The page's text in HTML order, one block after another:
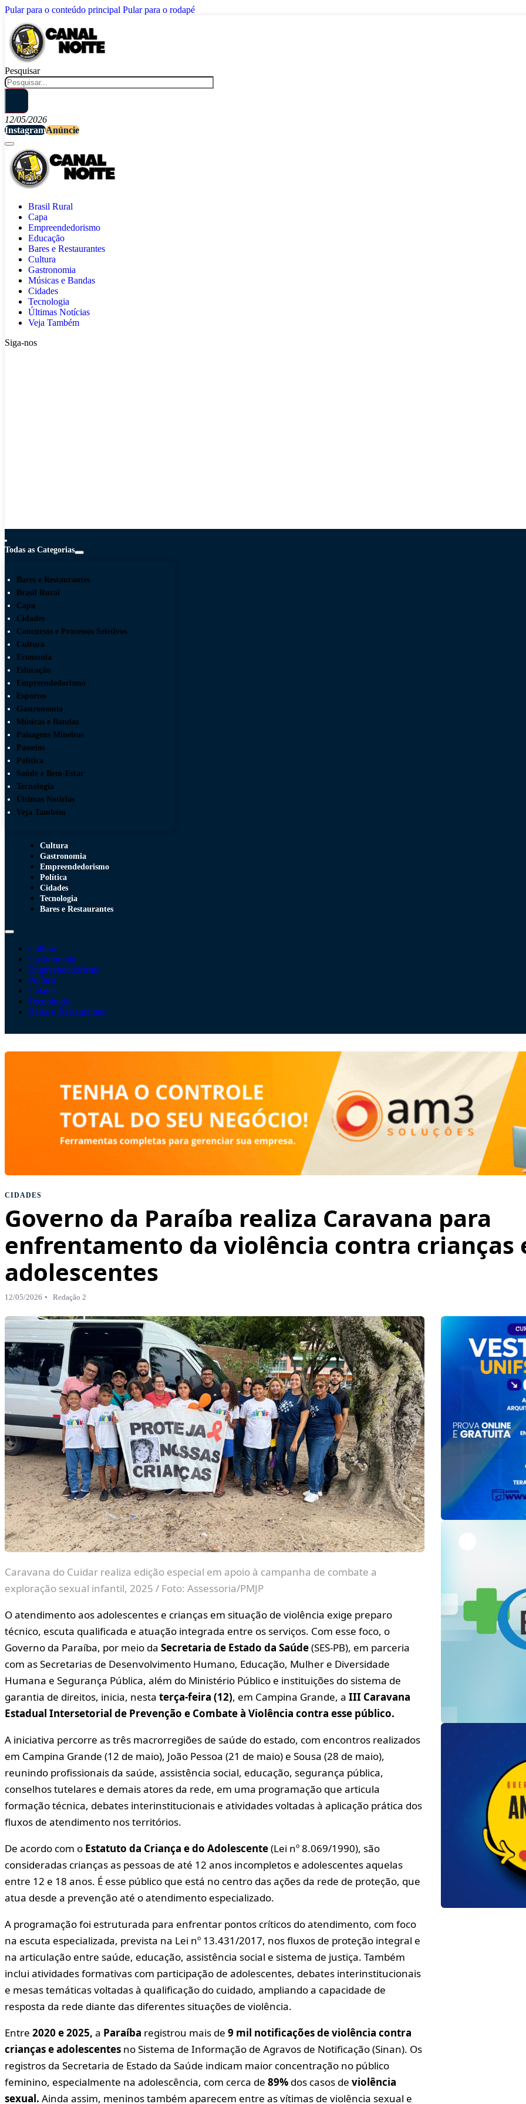
Pular para o conteúdo principal Pular para o rodapé
Pesquisar
12/05/2026
InstagramAnúncie
Brasil Rural
Capa
Empreendedorismo
Educação
Bares e Restaurantes
Cultura
Gastronomia
Músicas e Bandas
Cidades
Tecnologia
Últimas Notícias
Veja Também
Siga-nos
Todas as Categorias
Bares e Restaurantes
Brasil Rural
Capa
Cidades
Concursos e Processos Seletivos
Cultura
Economia
Educação
Empreendedorismo
Esportes
Gastronomia
Músicas e Bandas
Paisagens Mineiras
Passeios
Política
Saúde e Bem-Estar
Tecnologia
Últimas Notícias
Veja Também
Cultura
Gastronomia
Empreendedorismo
Política
Cidades
Tecnologia
Bares e Restaurantes
Cultura
Gastronomia
Empreendedorismo
Política
Cidades
Tecnologia
Bares e Restaurantes
CIDADES
Governo da Paraíba realiza Caravana para
enfrentamento da violência contra crianças
adolescentes
12/05/2026 Redação 2
Caravana do Cuidar realiza edição especial em apoio à campanha de combate a
exploração sexual infantil, 2025 / Foto: Assessoria/PMJP
O atendimento aos adolescentes e crianças em situação de violência exige preparo
técnico, escuta qualificada e atuação integrada entre os serviços. Com esse foco, o
Governo da Paraíba, por meio da Secretaria de Estado da Saúde(SES-PB), em parceria
com as Secretarias de Desenvolvimento Humano, Educação, Mulher e Diversidade
Humana e Segurança Pública, além do Ministério Público e instituições do sistema de
garantia de direitos, inicia, nesta terça-feira (12), em Campina Grande, a III Caravana
Estadual Intersetorial de Prevenção e Combate à Violência contra esse público.
A iniciativa percorre as três macrorregiões de saúde do estado, com encontros realizados
em Campina Grande (12 de maio), João Pessoa (21 de maio) e Sousa (28 de maio),
reunindo profissionais da saúde, assistência social, educação, segurança pública,
conselhos tutelares e demais atores da rede, em uma programação que articula
formação técnica, debates interinstitucionais e atividades voltadas à aplicação prática dos
fluxos de atendimento nos territórios.
De acordo com o Estatuto da Criança e do Adolescente(Lei nº 8.069/1990), são
consideradas crianças as pessoas de até 12 anos incompletos e adolescentes aquelas
entre 12 e 18 anos. É esse público que está no centro das ações da rede de proteção, que
atua desde a prevenção até o atendimento especializado.
A programação foi estruturada para enfrentar pontos críticos do atendimento, com foco
na escuta especializada, prevista na Lei nº 13.431/2017, nos fluxos de proteção integral e
na articulação entre saúde, educação, assistência social e sistema de justiça. Também
inclui atividades formativas com participação de adolescentes, debates interinstitucionais
e mesas temáticas voltadas à qualificação do cuidado, ampliando a capacidade de
resposta da rede diante das diferentes situações de violência.
Entre 2020 e 2025, a Paraíba registrou mais de 9 mil notificações de violência contra
crianças e adolescentes no Sistema de Informação de Agravos de Notificação (Sinan). Os
registros da Secretaria de Estado da Saúde indicam maior concentração no público
feminino, especialmente na adolescência, com cerca de 89% dos casos de violência
sexual. Ainda assim, meninos também aparecem entre as vítimas de violência sexual e